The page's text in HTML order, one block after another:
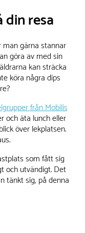
din resa
gärna stannar
göra av med sin
kan sträcka
köra några dips
från Mobilis
och äta lunch eller
över lekplatsen.
som fått sig
och utvändigt. Det
tänkt sig, på denna